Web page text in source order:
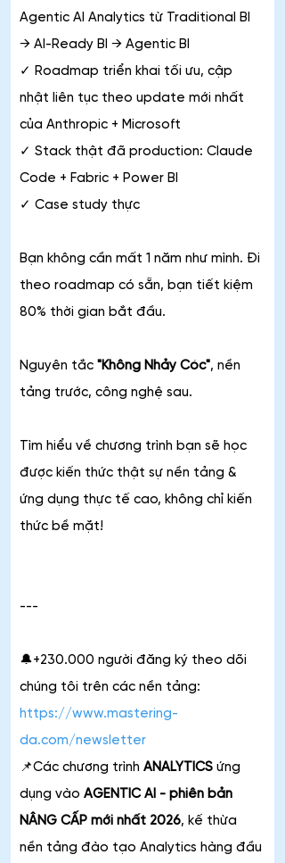
Agentic AI Analytics từ Traditional BI
→ AI-Ready BI → Agentic BI
✓ Roadmap triển khai tối ưu, cập
nhật liên tục theo update mới nhất
của Anthropic + Microsoft
✓ Stack thật đã production: Claude
Code + Fabric + Power BI
✓ Case study thực
Bạn không cần mất 1 năm như mình. Đi
theo roadmap có sẵn, bạn tiết kiệm
80% thời gian bắt đầu.
Nguyên tắc "Không Nhảy Cóc", nền
tảng trước, công nghệ sau.
Tìm hiểu về chương trình bạn sẽ học
được kiến thức thật sự nền tảng &
ứng dụng thực tế cao, không chỉ kiến
thức bề mặt!
---
🔔+230.000 người đăng ký theo dõi
chúng tôi trên các nền tảng:
https://www.mastering-
da.com/newsletter
📌Các chương trình ANALYTICS ứng
dụng vào AGENTIC AI - phiên bản
NÂNG CẤP mới nhất 2026, kế thừa
nền tảng đào tạo Analytics hàng đầu